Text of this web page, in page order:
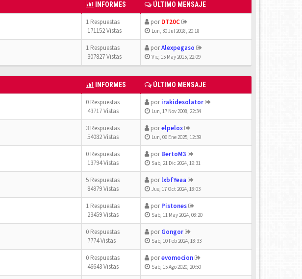
INFORMES ÚLTIMO MENSAJE
1 Respuestas
171152 Vistas
porDT20C
Lun, 30 Jul 2018, 20:18
1 Respuestas
307827 Vistas
porAlexpegaso
Vie, 15 May 2015, 22:09
INFORMES ÚLTIMO MENSAJE
0 Respuestas
43717 Vistas
porirakidesolator
Lun, 17 Nov 2008, 22:34
3 Respuestas
54082 Vistas
porelpelox
Lun, 06 Ene 2025, 12:39
0 Respuestas
13794 Vistas
porBertoM3
Sab, 21 Dic 2024, 19:31
5 Respuestas
84979 Vistas
porlxbfYeaa
Jue, 17 Oct 2024, 18:03
1 Respuestas
23459 Vistas
porPistones
Sab, 11 May 2024, 08:20
0 Respuestas
7774 Vistas
porGongor
Sab, 10 Feb 2024, 18:33
0 Respuestas
46643 Vistas
porevomocion
Sab, 15 Ago 2020, 20:50